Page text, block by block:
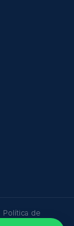
Política de